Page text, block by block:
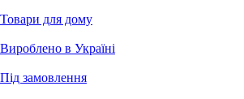
Товари для дому
Вироблено в Україні
Під замовлення